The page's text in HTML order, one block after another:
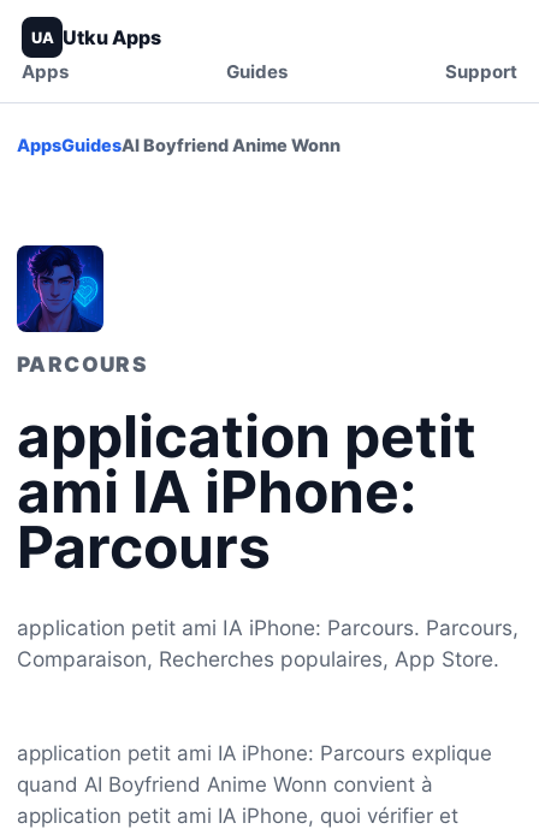
UA Utku Apps
Apps Guides Support
AppsGuidesAI Boyfriend Anime Wonn
PARCOURS
application petit
ami IA iPhone:
Parcours
application petit ami IA iPhone: Parcours. Parcours,
Comparaison, Recherches populaires, App Store.
application petit ami IA iPhone: Parcours explique
quand AI Boyfriend Anime Wonn convient à
application petit ami IA iPhone, quoi vérifier et